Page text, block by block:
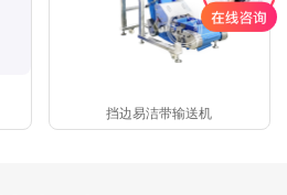
挡边易洁带输送机